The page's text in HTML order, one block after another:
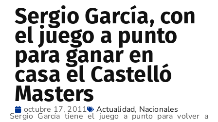
Sergio García, con
el juego a punto
para ganar en
casa el Castelló
Masters
octubre 17, 2011 Actualidad, Nacionales
Sergio García tiene el juego a punto para volver a